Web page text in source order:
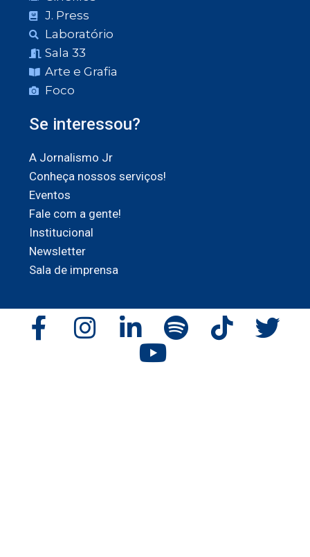
J. Press
Laboratório
Sala 33
Arte e Grafia
Foco
Se interessou?
A Jornalismo Jr
Conheça nossos serviços!
Eventos
Fale com a gente!
Institucional
Newsletter
Sala de imprensa